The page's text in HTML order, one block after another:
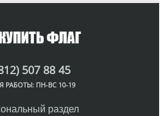
507 88 45
РАБОТЫ: ПН-ВС 10-19
раздел